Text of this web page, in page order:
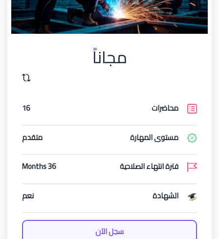
مجاناً
محاضرات 16
مستوى المهارة متقدم
فترة انتهاء الصلاحية 36 Months
الشهادة نعم
سجل الآن